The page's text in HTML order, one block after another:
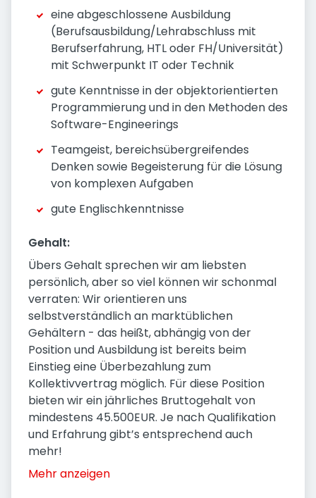
eine abgeschlossene Ausbildung
(Berufsausbildung/Lehrabschluss mit
Berufserfahrung, HTL oder FH/Universität)
mit Schwerpunkt IT oder Technik
gute Kenntnisse in der objektorientierten
Programmierung und in den Methoden des
Software-Engineerings
Teamgeist, bereichsübergreifendes
Denken sowie Begeisterung für die Lösung
von komplexen Aufgaben
gute Englischkenntnisse
Gehalt:
Übers Gehalt sprechen wir am liebsten
persönlich, aber so viel können wir schonmal
verraten: Wir orientieren uns
selbstverständlich an marktüblichen
Gehältern - das heißt, abhängig von der
Position und Ausbildung ist bereits beim
Einstieg eine Überbezahlung zum
Kollektivvertrag möglich. Für diese Position
bieten wir ein jährliches Bruttogehalt von
mindestens 45.500EUR. Je nach Qualifikation
und Erfahrung gibt’s entsprechend auch
mehr!
Mehr anzeigen